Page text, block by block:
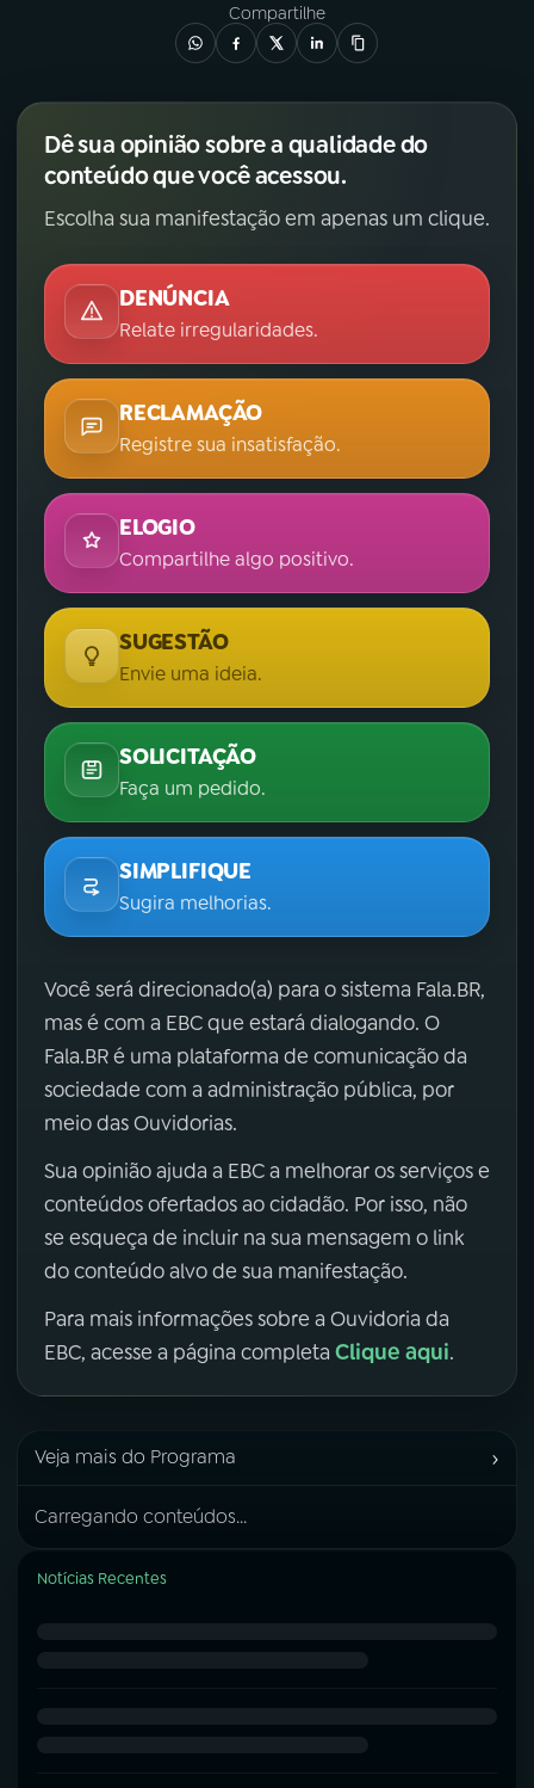
Compartilhe
Dê sua opinião sobre a qualidade do
conteúdo que você acessou.
Escolha sua manifestação em apenas um clique.
DENÚNCIA
Relate irregularidades.
RECLAMAÇÃO
Registre sua insatisfação.
ELOGIO
Compartilhe algo positivo.
SUGESTÃO
Envie uma ideia.
SOLICITAÇÃO
Faça um pedido.
SIMPLIFIQUE
Sugira melhorias.
Você será direcionado(a) para o sistema Fala.BR,
mas é com a EBC que estará dialogando. O
Fala.BR é uma plataforma de comunicação da
sociedade com a administração pública, por
meio das Ouvidorias.
Sua opinião ajuda a EBC a melhorar os serviços e
conteúdos ofertados ao cidadão. Por isso, não
se esqueça de incluir na sua mensagem o link
do conteúdo alvo de sua manifestação.
Para mais informações sobre a Ouvidoria da
EBC, acesse a página completa Clique aqui.
Veja mais do Programa ›
Carregando conteúdos...
Notícias Recentes